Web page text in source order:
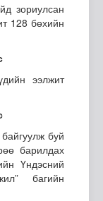
зориулсан
128 бөхийн
ээлжит
буй
барилдах
Үндэсний
багийн